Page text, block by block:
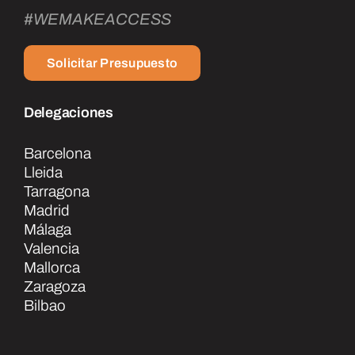
#WEMAKEACCESS
Solicitar Presupuesto
Delegaciones
Barcelona
Lleida
Tarragona
Madrid
Málaga
Valencia
Mallorca
Zaragoza
Bilbao